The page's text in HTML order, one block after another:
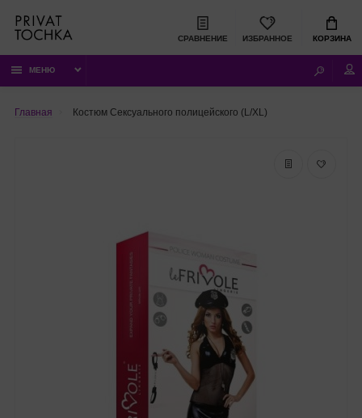
СРАВНЕНИЕ ИЗБРАННОЕ КОРЗИНА
МЕНЮ
Главная Костюм Сексуального полицейского (L/XL)